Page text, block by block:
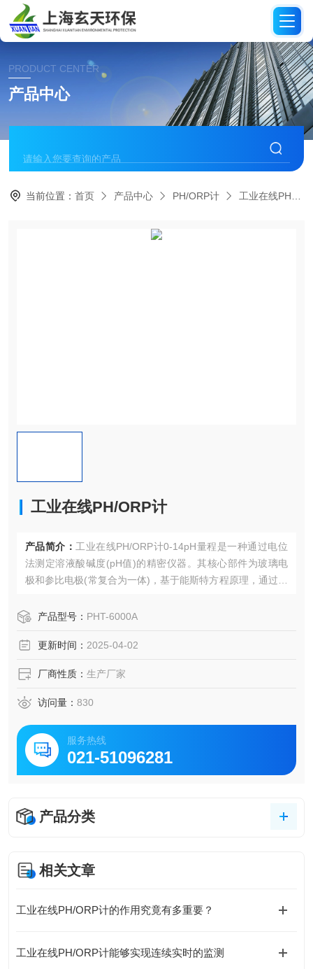
PRODUCT CENTER
产品中心
当前位置：首页 产品中心 PH/ORP计 工业在线PH/ORP计
工业在线PH/ORP计
产品简介： 工业在线PH/ORP计0-14pH量程是一种通过电位
法测定溶液酸碱度(pH值)的精密仪器。其核心部件为玻璃电
极和参比电极(常复合为一体)，基于能斯特方程原理，通过测
用于环保、食品、制药、科研等领域，测量时需用标准缓冲
产品型号： PHT-6000A
更新时间： 2025-04-02
厂商性质： 生产厂家
访问量： 830
服务热线
021-51096281
产品分类
相关文章
工业在线PH/ORP计的作用究竟有多重要？
工业在线PH/ORP计能够实现连续实时的监测